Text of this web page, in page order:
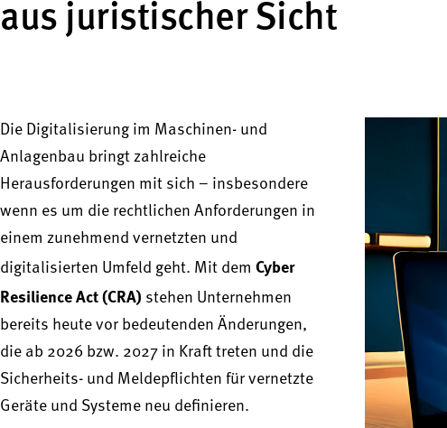
aus juristischer Sicht
Die Digitalisierung im Maschinen- und
Anlagenbau bringt zahlreiche
Herausforderungen mit sich – insbesondere
wenn es um die rechtlichen Anforderungen in
einem zunehmend vernetzten und
digitalisierten Umfeld geht. Mit dem Cyber
Resilience Act (CRA) stehen Unternehmen
bereits heute vor bedeutenden Änderungen,
die ab 2026 bzw. 2027 in Kraft treten und die
Sicherheits- und Meldepflichten für vernetzte
Geräte und Systeme neu definieren.